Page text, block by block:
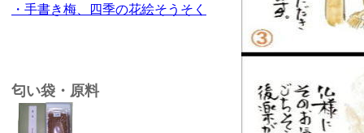
・手書き梅、四季の花絵そうそく
匂い袋・原料